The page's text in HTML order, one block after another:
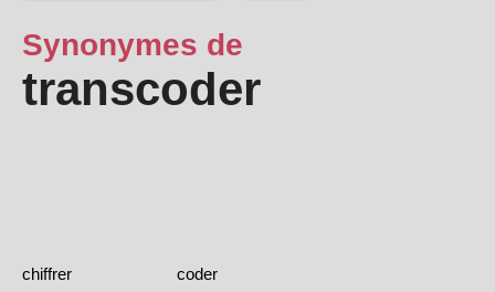
Synonymes de
transcoder
chiffrer
coder